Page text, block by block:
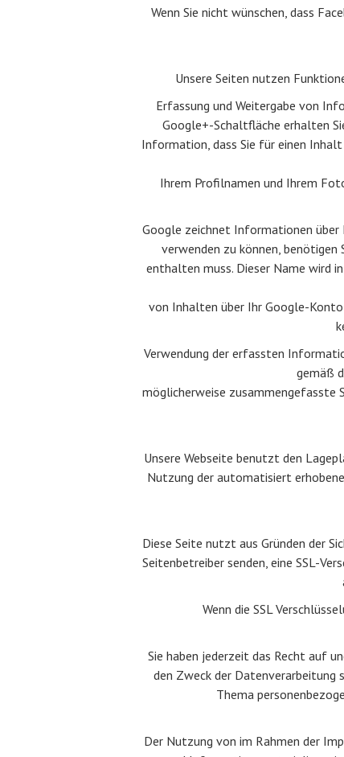
Wenn Sie nicht wünschen, dass
Unsere Seiten nutzen
Erfassung und Weitergabe von
Google+-Schaltfläche erhalten
Information, dass Sie für einen
Ihrem Profilnamen und Ihrem
Google zeichnet Informationen über
verwenden zu können,
enthalten muss. Dieser Name wird
von Inhalten über Ihr Google-
Verwendung der erfassten
gemäß
möglicherweise zusammengefasste
Unsere Webseite benutzt den
Nutzung der automatisiert
Diese Seite nutzt aus Gründen der
Seitenbetreiber senden, eine SSL-
Wenn die SSL
Sie haben jederzeit das Recht auf
den Zweck der Datenverarbeitung
Thema
Der Nutzung von im Rahmen der